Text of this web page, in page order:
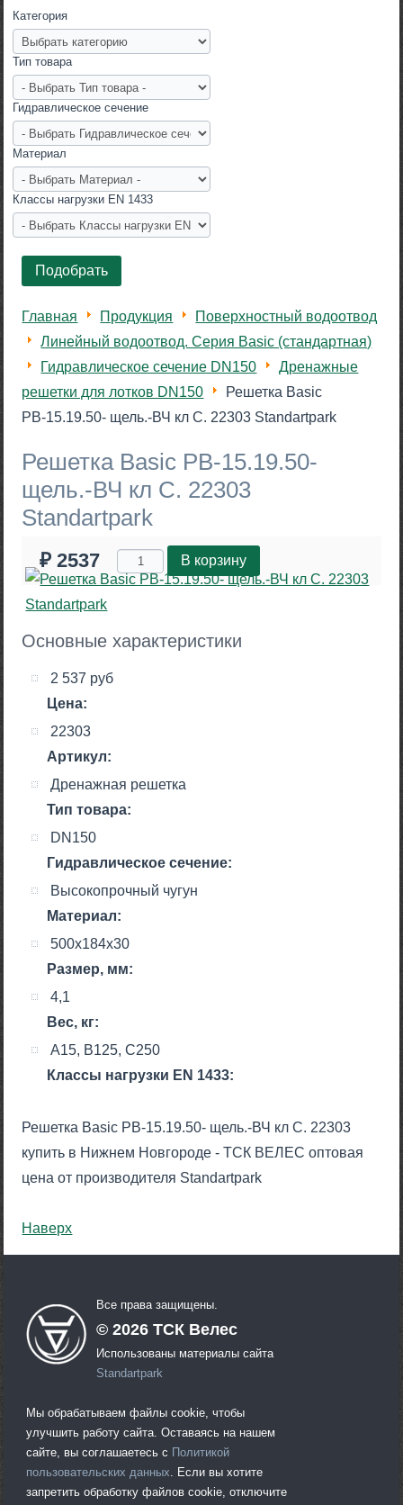
Категория
Тип товара
Гидравлическое сечение
Материал
Класcы нагрузки EN 1433
Главная Продукция
Поверхностный водоотвод
Линейный водоотвод. Серия Basic (стандартная)
Гидравлическое сечение DN150
Дренажные
решетки для лотков DN150
Решетка Basic
РВ-15.19.50- щель.-ВЧ кл С. 22303 Standartpark
Решетка Basic РВ-15.19.50-
щель.-ВЧ кл С. 22303
Standartpark
₽ 2537
Основные характеристики
Цена:
2 537 руб
Артикул:
22303
Тип товара:
Дренажная решетка
Гидравлическое сечение:
DN150
Материал:
Высокопрочный чугун
Размер, мм:
500х184х30
Вес, кг:
4,1
Класcы нагрузки EN 1433:
A15, B125, C250
Решетка Basic РВ-15.19.50- щель.-ВЧ кл С. 22303
купить в Нижнем Новгороде - ТСК ВЕЛЕС оптовая
цена от производителя Standartpark
Наверх
Все права защищены.
©2026 ТСК Велес
Использованы материалы сайта
Standartpark
Мы обрабатываем файлы cookie, чтобы
улучшить работу сайта. Оставаясь на нашем
сайте, вы соглашаетесь с Политикой
пользовательских данных . Если вы хотите
запретить обработку файлов cookie, отключите